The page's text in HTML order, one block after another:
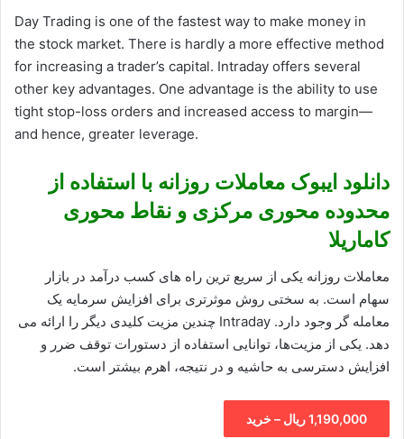
Day Trading is one of the fastest way to make money in
the stock market. There is hardly a more effective method
for increasing a trader’s capital. Intraday offers several
other key advantages. One advantage is the ability to use
tight stop-loss orders and increased access to margin—
and hence, greater leverage.
دانلود ایبوک معاملات روزانه با استفاده از
محدوده محوری مرکزی و نقاط محوری
کاماریلا
معاملات روزانه یکی از سریع ترین راه های کسب درآمد در بازار
سهام است. به سختی روش موثرتری برای افزایش سرمایه یک
معامله گر وجود دارد. Intraday چندین مزیت کلیدی دیگر را ارائه می
دهد. یکی از مزیت‌ها، توانایی استفاده از دستورات توقف ضرر و
افزایش دسترسی به حاشیه و در نتیجه، اهرم بیشتر است.
1,190,000 ریال – خرید